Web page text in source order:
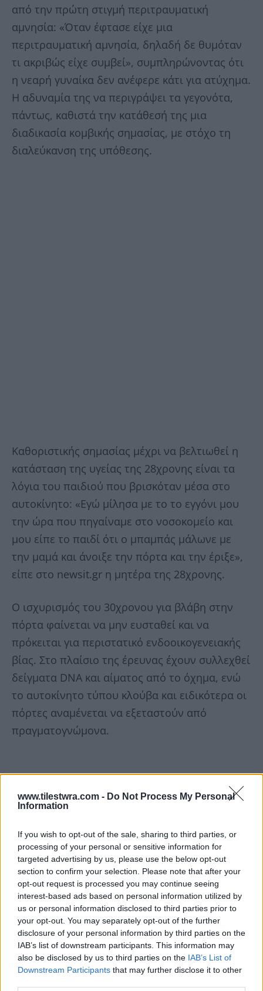
www.tilestwra.com - Do Not Process My Personal
Information
If you wish to opt-out of the sale, sharing to third parties, or
processing of your personal or sensitive information for
targeted advertising by us, please use the below opt-out
section to confirm your selection. Please note that after your
opt-out request is processed you may continue seeing
interest-based ads based on personal information utilized by
us or personal information disclosed to third parties prior to
your opt-out. You may separately opt-out of the further
disclosure of your personal information by third parties on the
IAB’s list of downstream participants. This information may
also be disclosed by us to third parties on the IAB’s List of
Downstream Participants that may further disclose it to other
από την πρώτη στιγμή περιτραυματική
αμνησία: «Όταν έφτασε είχε μια
περιτραυματική αμνησία, δηλαδή δε θυμόταν
τι ακριβώς είχε συμβεί», συμπληρώνοντας ότι
η νεαρή γυναίκα δεν ανέφερε κάτι για ατύχημα.
Η αδυναμία της να περιγράψει τα γεγονότα,
πάντως, καθιστά την κατάθεσή της μια
διαδικασία κομβικής σημασίας, με στόχο τη
διαλεύκανση της υπόθεσης.
Καθοριστικής σημασίας μέχρι να βελτιωθεί η
κατάσταση της υγείας της 28χρονης είναι τα
λόγια του παιδιού που βρισκόταν μέσα στο
αυτοκίνητο: «Εγώ μίλησα με το το εγγόνι μου
την ώρα που πηγαίναμε στο νοσοκομείο και
μου είπε το παιδί ότι ο μπαμπάς μάλωνε με
την μαμά και άνοιξε την πόρτα και την έριξε»,
είπε στο newsit.gr η μητέρα της 28χρονης.
Ο ισχυρισμός του 30χρονου για βλάβη στην
πόρτα φαίνεται να μην ευσταθεί και να
πρόκειται για περιστατικό ενδοοικογενειακής
βίας. Στο πλαίσιο της έρευνας έχουν συλλεχθεί
δείγματα DNA και αίματος από το όχημα, ενώ
το αυτοκίνητο τύπου κλούβα και ειδικότερα οι
πόρτες αναμένεται να εξεταστούν από
πραγματογνώμονα.